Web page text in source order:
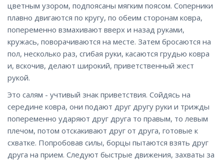
цветным узором, подпоясаны мягким поясом. Соперники
плавно двигаются по кругу, по обеим сторонам ковра,
попеременно взмахивают вверх и назад руками,
кружась, поворачиваются на месте. Затем бросаются на
пол, несколько раз, сгибая руки, касаются грудью ковра
и, вскочив, делают широкий, приветственный жест
рукой.
Это салям - учтивый знак приветствия. Сойдясь на
середине ковра, они подают друг другу руки и трижды
попеременно ударяют друг друга то правым, то левым
плечом, потом отскакивают друг от друга, готовые к
схватке. Попробовав силы, борцы пытаются взять друг
друга на прием. Следуют быстрые движения, захваты за